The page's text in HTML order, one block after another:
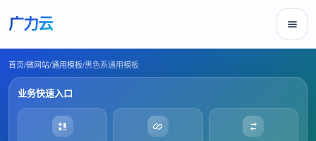
广力云
首页/微网站/通用模板/黑色系通用模板
业务快速入口